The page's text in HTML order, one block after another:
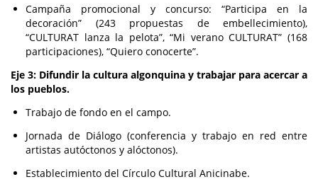
Campaña promocional y concurso: “Participa en la
decoración” (243 propuestas de embellecimiento),
“CULTURAT lanza la pelota”, “Mi verano CULTURAT” (168
participaciones), “Quiero conocerte”.
Eje 3: Difundir la cultura algonquina y trabajar para acercar a
los pueblos.
Trabajo de fondo en el campo.
Jornada de Diálogo (conferencia y trabajo en red entre
artistas autóctonos y alóctonos).
Establecimiento del Círculo Cultural Anicinabe.